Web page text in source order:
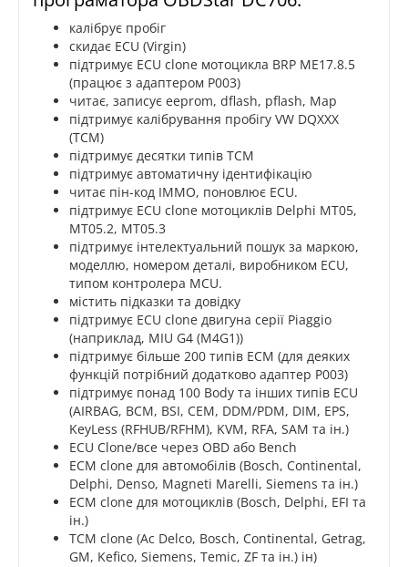
калібрує пробіг
скидає ECU (Virgin)
підтримує ECU clone мотоцикла BRP ME17.8.5
(працює з адаптером P003)
читає, записує eeprom, dflash, pflash, Map
підтримує калібрування пробігу VW DQXXX
(TCM)
підтримує десятки типів TCM
підтримує автоматичну ідентифікацію
читає пін-код IMMO, поновлює ECU.
підтримує ECU clone мотоциклів Delphi MT05,
MT05.2, MT05.3
підтримує інтелектуальний пошук за маркою,
моделлю, номером деталі, виробником ECU,
типом контролера MCU.
містить підказки та довідку
підтримує ECU clone двигуна серії Piaggio
(наприклад, MIU G4 (M4G1))
підтримує більше 200 типів ECM (для деяких
функцій потрібний додатково адаптер P003)
підтримує понад 100 Body та інших типів ECU
(AIRBAG, BCM, BSI, CEM, DDM/PDM, DIM, EPS,
KeyLess (RFHUB/RFHM), KVM, RFA, SAM та ін.)
ECU Clone/все через OBD або Bench
ECM clone для автомобілів (Bosch, Continental,
Delphi, Denso, Magneti Marelli, Siemens та ін.)
ECM clone для мотоциклів (Bosch, Delphi, EFI та
ін.)
TCM clone (Ac Delco, Bosch, Continental, Getrag,
GM, Kefico, Siemens, Temic, ZF та ін.) ін)